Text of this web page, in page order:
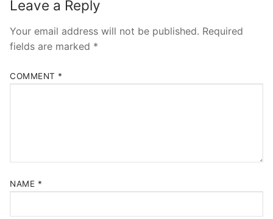
Leave a Reply
Your email address will not be published. Required
fields are marked *
COMMENT *
NAME *